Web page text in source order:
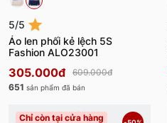
5/5
Áo len phối kẻ lệch 5S
Fashion ALO23001
305.000đ
609.000đ
651 sản phẩm đã bán
Chỉ còn tại cửa hàng